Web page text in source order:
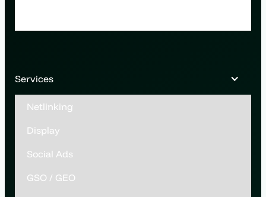
Services
Netlinking
Display
Social Ads
GSO / GEO